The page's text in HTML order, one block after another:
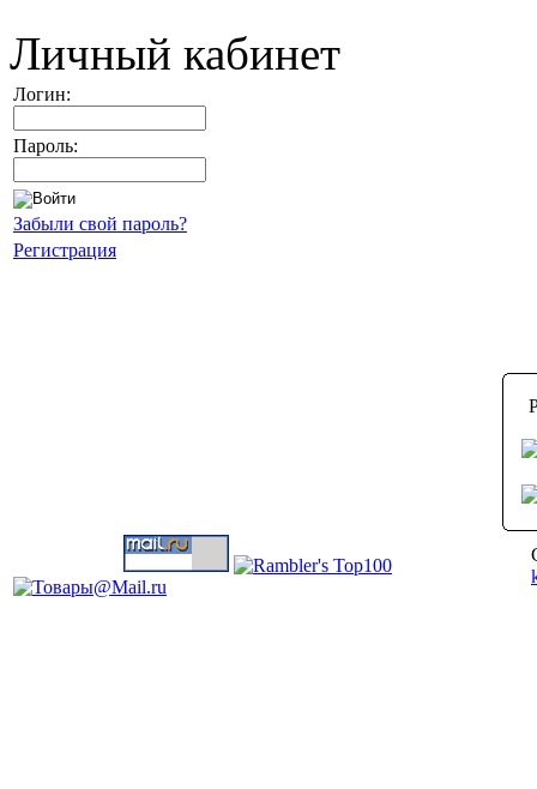
Личный кабинет
Логин:
Пароль:
Забыли свой пароль?
Регистрация